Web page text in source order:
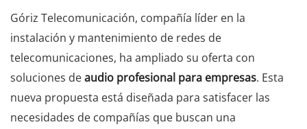
Góriz Telecomunicación, compañía líder en la
instalación y mantenimiento de redes de
telecomunicaciones, ha ampliado su oferta con
soluciones deaudio profesional para empresas. Esta
nueva propuesta está diseñada para satisfacer las
necesidades de compañías que buscan una